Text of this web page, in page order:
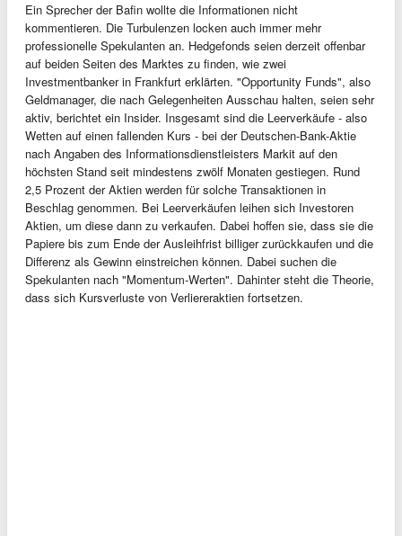
Ein Sprecher der Bafin wollte die Informationen nicht
kommentieren. Die Turbulenzen locken auch immer mehr
professionelle Spekulanten an. Hedgefonds seien derzeit offenbar
auf beiden Seiten des Marktes zu finden, wie zwei
Investmentbanker in Frankfurt erklärten. "Opportunity Funds", also
Geldmanager, die nach Gelegenheiten Ausschau halten, seien sehr
aktiv, berichtet ein Insider. Insgesamt sind die Leerverkäufe - also
Wetten auf einen fallenden Kurs - bei der Deutschen-Bank-Aktie
nach Angaben des Informationsdienstleisters Markit auf den
höchsten Stand seit mindestens zwölf Monaten gestiegen. Rund
2,5 Prozent der Aktien werden für solche Transaktionen in
Beschlag genommen. Bei Leerverkäufen leihen sich Investoren
Aktien, um diese dann zu verkaufen. Dabei hoffen sie, dass sie die
Papiere bis zum Ende der Ausleihfrist billiger zurückkaufen und die
Differenz als Gewinn einstreichen können. Dabei suchen die
Spekulanten nach "Momentum-Werten". Dahinter steht die Theorie,
dass sich Kursverluste von Verliereraktien fortsetzen.